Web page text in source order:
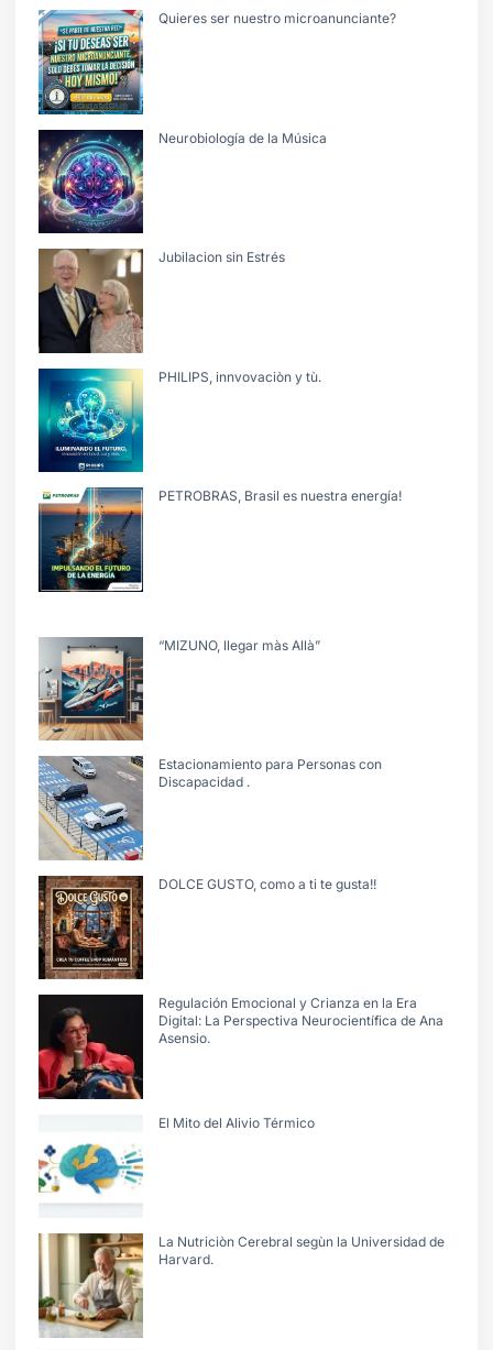
Quieres ser nuestro microanunciante?
Neurobiología de la Música
Jubilacion sin Estrés
PHILIPS, innvovaciòn y tù.
PETROBRAS, Brasil es nuestra energía!
“MIZUNO, llegar màs Allà”
Estacionamiento para Personas con
Discapacidad .
DOLCE GUSTO, como a ti te gusta!!
Regulación Emocional y Crianza en la Era
Digital: La Perspectiva Neurocientífica de Ana
Asensio.
El Mito del Alivio Térmico
La Nutriciòn Cerebral segùn la Universidad de
Harvard.